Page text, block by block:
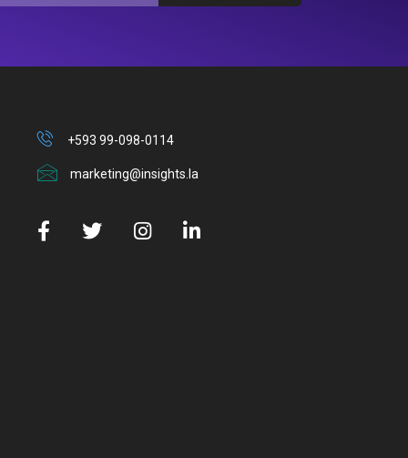
+593 99-098-0114
marketing@insights.la